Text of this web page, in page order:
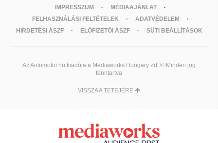
IMPRESSZUM
MÉDIAAJÁNLAT
FELHASZNÁLÁSI FELTÉTELEK
ADATVÉDELEM
HIRDETÉSI ÁSZF
ELŐFIZETŐI ÁSZF SÜTI BEÁLLÍTÁSOK
Az Automotor.hu kiadója a Mediaworks Hungary Zrt. © Minden jog
fenntartva
VISSZA A TETEJÉRE